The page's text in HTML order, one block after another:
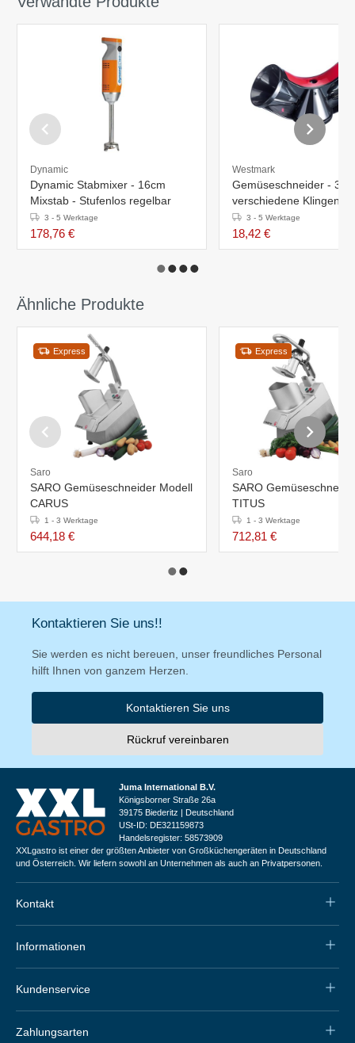
Dynamic
Dynamic Stabmixer - 16cm
Mixstab - Stufenlos regelbar
3 - 5 Werktage
178,76 €
Westmark
Gemüseschneider - 3
verschiedene Klingen
3 - 5 Werktage
18,42 €
Ähnliche Produkte
Express
Saro
SARO Gemüseschneider Modell
CARUS
1 - 3 Werktage
644,18 €
Express
Saro
SARO
TITUS
1 - 3 Werktage
712,81 €
Kontaktieren Sie uns!!
Sie werden es nicht bereuen, unser freundliches Personal
hilft Ihnen von ganzem Herzen.
Kontaktieren Sie uns
Rückruf vereinbaren
Juma International B.V.
Königsborner Straße 26a
39175 Biederitz | Deutschland
USt-ID: DE321159873
Handelsregister: 58573909
XXLgastro ist einer der größten Anbieter von Großküchengeräten in Deutschland
und Österreich. Wir liefern sowohl an Unternehmen als auch an Privatpersonen.
Kontakt
Informationen
Kundenservice
Zahlungsarten